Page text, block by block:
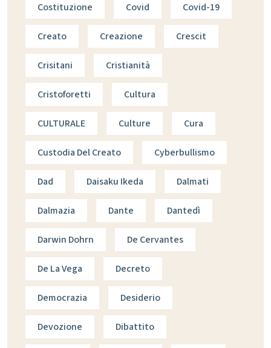
Costituzione Covid Covid-19
Creato Creazione Crescit
Crisitani Cristianità
Cristoforetti Cultura
CULTURALE Culture Cura
Custodia Del Creato Cyberbullismo
Dad Daisaku Ikeda Dalmati
Dalmazia Dante Dantedì
Darwin Dohrn De Cervantes
De La Vega Decreto
Democrazia Desiderio
Devozione Dibattito